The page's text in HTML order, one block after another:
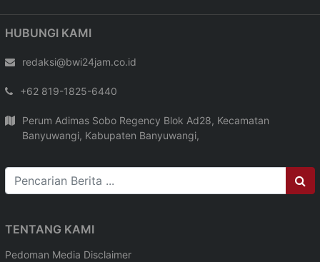
HUBUNGI KAMI
redaksi@bwi24jam.co.id
+62 819-1825-6440
Perum Adimas Sobo Regency Blok Ad28, Kecamatan
Banyuwangi, Kabupaten Banyuwangi,
TENTANG KAMI
Pedoman Media Disclaimer